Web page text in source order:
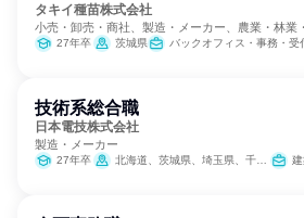
タキイ種苗株式会社
小売・卸売・商社、製造・メーカー、農業・林業
27年卒 茨城県 バックオフィス・事務・受
技術系総合職
日本電技株式会社
製造・メーカー
27年卒 北海道、茨城県、埼玉県、千葉県、東京都、神奈川県、山梨県、静岡県、愛知県、京都府、大阪府、兵庫県、奈良県、鳥取県、島根県、岡山県、広島県、山口県、沖縄県 建